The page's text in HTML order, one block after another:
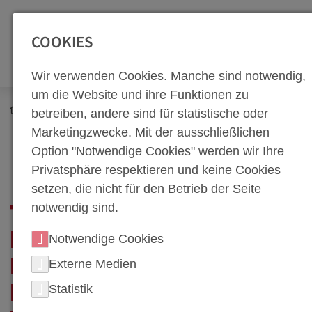
Zur Top Navigation springen [Alt+1]Zur Hauptnavigation
Newsroom
Corporate Blog
Arbeitswelt & Menschen
Technik mit Leidenschaft: Ein Blick hinter die Kulissen mit
Thomas Wandrak, CAD-Konstrukteur bei weba
TECHNIK MIT
LEIDENSCHAFT: EIN
BLICK HINTER DIE
KULISSEN MIT THOMAS
COOKIES
Wir verwenden Cookies. Manche sind notwendig,
um die Website und ihre Funktionen zu
betreiben, andere sind für statistische oder
Marketingzwecke. Mit der ausschließlichen
Option "Notwendige Cookies" werden wir Ihre
Privatsphäre respektieren und keine Cookies
setzen, die nicht für den Betrieb der Seite
notwendig sind.
Notwendige Cookies
Externe Medien
Statistik